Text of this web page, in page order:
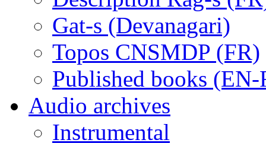
Gat-s (Devanagari)
Topos CNSMDP (FR)
Published books (EN-
Audio archives
Instrumental